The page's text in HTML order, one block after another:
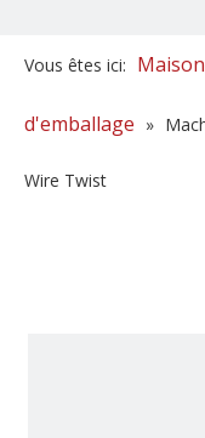
Vous êtes ici: Maison
d'emballage »
Wire Twist